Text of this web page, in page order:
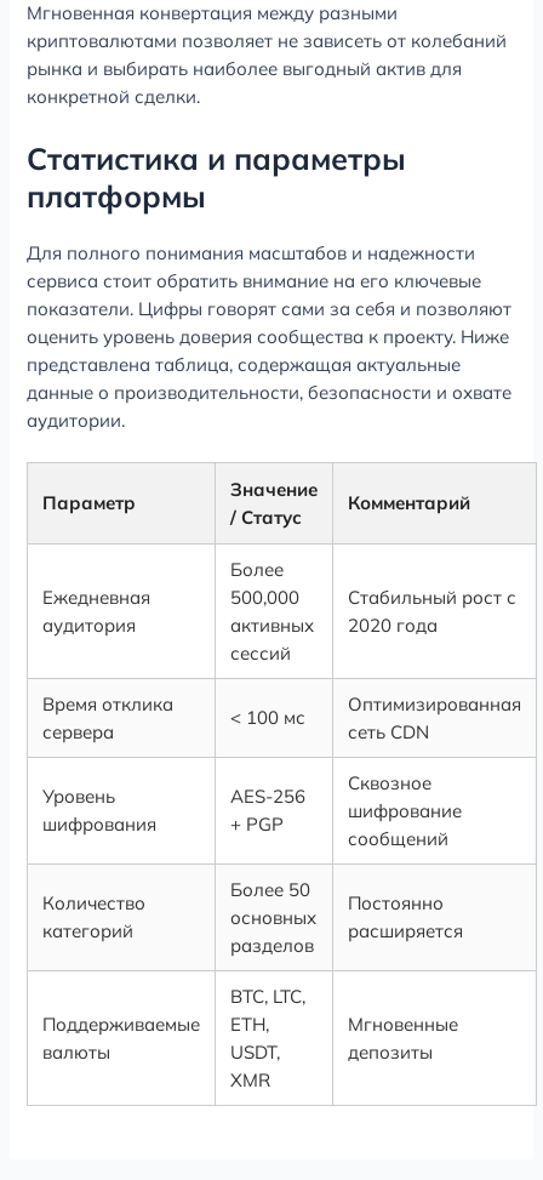
Мгновенная конвертация между разными
криптовалютами позволяет не зависеть от колебаний
рынка и выбирать наиболее выгодный актив для
конкретной сделки.
Статистика и параметры
платформы
Для полного понимания масштабов и надежности
сервиса стоит обратить внимание на его ключевые
показатели. Цифры говорят сами за себя и позволяют
оценить уровень доверия сообщества к проекту. Ниже
представлена таблица, содержащая актуальные
данные о производительности, безопасности и охвате
аудитории.
Параметр
Значение
/ Статус
Комментарий
Ежедневная
аудитория
Более
500,000
активных
сессий
Стабильный рост с
2020 года
Время отклика
сервера
< 100 мс
Оптимизированная
сеть CDN
Уровень
шифрования
AES-256
+ PGP
Сквозное
шифрование
сообщений
Количество
категорий
Более 50
основных
разделов
Постоянно
расширяется
Поддерживаемые
валюты
BTC, LTC,
ETH,
USDT,
XMR
Мгновенные
депозиты